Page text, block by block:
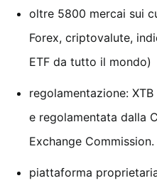
oltre 5800 mercai sui
Forex, criptovalute,
ETF da tutto il mondo)
regolamentazione:
e regolamentata dalla
Exchange
piattaforma